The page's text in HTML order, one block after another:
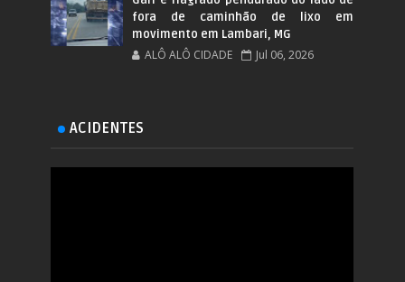
fora de caminhão de lixo em
movimento em Lambari, MG
ALÔ ALÔ CIDADE Jul 06, 2026
ACIDENTES